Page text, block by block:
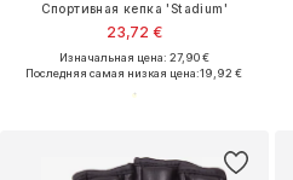
Спортивная кепка 'Stadium'
23,72 €
Изначальная цена: 27,90 €
Последняя самая низкая цена:19,92 €